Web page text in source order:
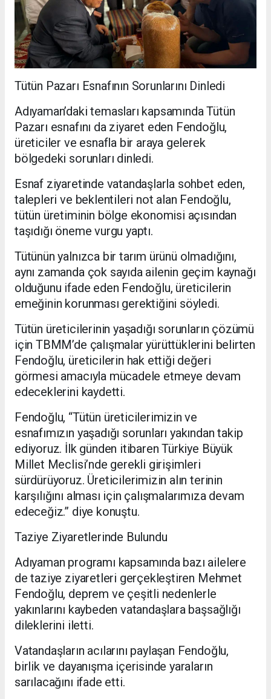
Tütün Pazarı Esnafının Sorunlarını Dinledi
Adıyaman’daki temasları kapsamında Tütün
Pazarı esnafını da ziyaret eden Fendoğlu,
üreticiler ve esnafla bir araya gelerek
bölgedeki sorunları dinledi.
Esnaf ziyaretinde vatandaşlarla sohbet eden,
talepleri ve beklentileri not alan Fendoğlu,
tütün üretiminin bölge ekonomisi açısından
taşıdığı öneme vurgu yaptı.
Tütünün yalnızca bir tarım ürünü olmadığını,
aynı zamanda çok sayıda ailenin geçim kaynağı
olduğunu ifade eden Fendoğlu, üreticilerin
emeğinin korunması gerektiğini söyledi.
Tütün üreticilerinin yaşadığı sorunların çözümü
için TBMM’de çalışmalar yürüttüklerini belirten
Fendoğlu, üreticilerin hak ettiği değeri
görmesi amacıyla mücadele etmeye devam
edeceklerini kaydetti.
Fendoğlu, “Tütün üreticilerimizin ve
esnafımızın yaşadığı sorunları yakından takip
ediyoruz. İlk günden itibaren Türkiye Büyük
Millet Meclisi’nde gerekli girişimleri
sürdürüyoruz. Üreticilerimizin alın terinin
karşılığını alması için çalışmalarımıza devam
edeceğiz.” diye konuştu.
Taziye Ziyaretlerinde Bulundu
Adıyaman programı kapsamında bazı ailelere
de taziye ziyaretleri gerçekleştiren Mehmet
Fendoğlu, deprem ve çeşitli nedenlerle
yakınlarını kaybeden vatandaşlara başsağlığı
dileklerini iletti.
Vatandaşların acılarını paylaşan Fendoğlu,
birlik ve dayanışma içerisinde yaraların
sarılacağını ifade etti.